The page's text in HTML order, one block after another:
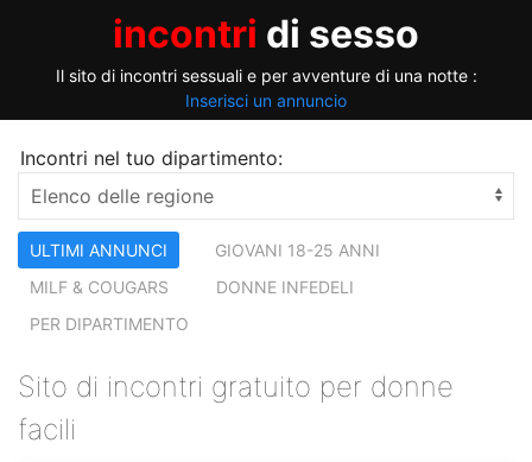
incontri di sesso
Il sito di incontri sessuali e per avventure di una notte :
Inserisci un annuncio
Incontri nel tuo dipartimento:
ULTIMI ANNUNCI
GIOVANI 18-25 ANNI
MILF & COUGARS
DONNE INFEDELI
PER DIPARTIMENTO
Sito di incontri gratuito per donne
facili